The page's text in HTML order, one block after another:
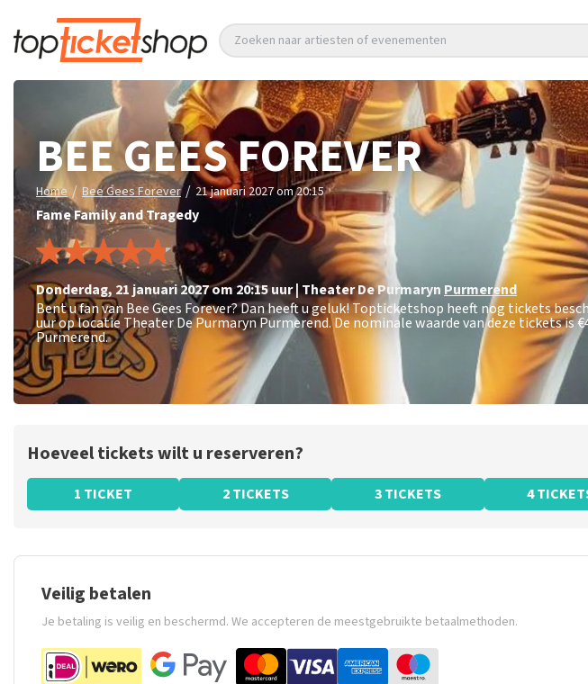
Zoeken naar artiesten of evenementen
BEE GEES FOREVER
Home / Bee Gees Forever / 21 januari 2027 om 20:15
Fame Family and Tragedy
donderdag, 21 januari 2027 om 20:15uur|Theater De Purmaryn Purmerend
Bent u fan van Bee Gees Forever? Dan heeft u geluk! Topticketshop heeft nog tickets
uur op locatie Theater De Purmaryn Purmerend. De nominale waarde van deze tickets is
Purmerend.
Hoeveel tickets wilt u reserveren?
1 TICKET 2 TICKETS 3 TICKETS 4
Veilig betalen
Je betaling is veilig en beschermd. We accepteren de meestgebruikte betaalmethoden.